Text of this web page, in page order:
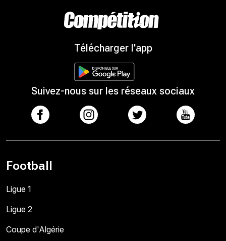
Télécharger l'app
Suivez-nous sur les réseaux sociaux
Football
Ligue 1
Ligue 2
Coupe d'Algérie